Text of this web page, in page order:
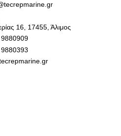
16, 17455, Άλιμος